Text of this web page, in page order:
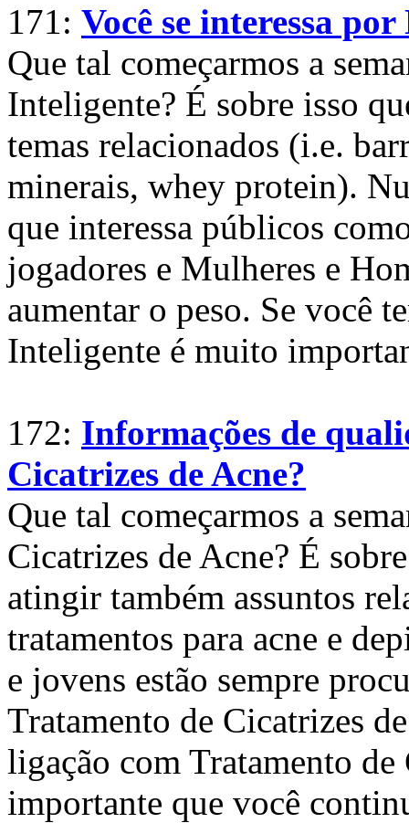
171: Você se interessa
Que tal começarmos a
Inteligente? É sobre isso
temas relacionados (i.e.
minerais, whey protein).
que interessa públicos
jogadores e Mulheres e
aumentar o peso. Se você
Inteligente é muito
172: Informações de
Cicatrizes de Acne?
Que tal começarmos a
Cicatrizes de Acne? É
atingir também assuntos
tratamentos para acne e
e jovens estão sempre
Tratamento de Cicatrizes
ligação com Tratamento
importante que você